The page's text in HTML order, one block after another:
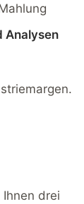
Analysen
drei